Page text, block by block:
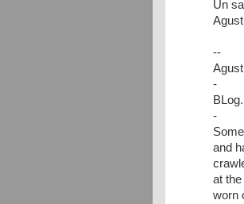
Un
--
-
BLog.
-
and
at
worn